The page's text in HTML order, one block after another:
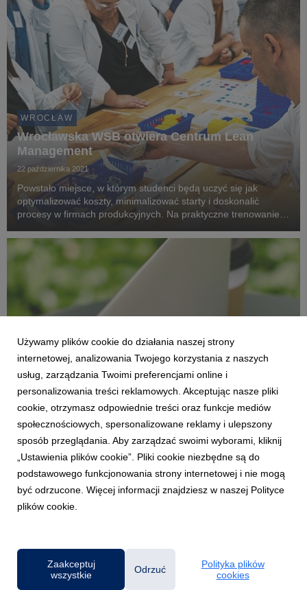
WROCŁAW
Wrocławska WSB otwiera Centrum Lean
Management
22 października 2021
Powstało miejsce, w którym studenci będą uczyć się jak
optymalizować koszty, minimalizować starty i doskonalić
procesy w firmach produkcyjnych. Na praktyczne trenowanie
Centrum Lean Management, którego otwarcie odbę...
WROCŁAW
Kongres Firm Rodzinnych przeniesiony na
wrzesień, a latem czeka nas seria webinarów
26 maja 2021
Jedno z największych w Polsce wydarzeń adresowanych do
przedsiębiorców, wrocławski Kongres Firm Rodzinnych
„Gotowi na jutro”, który miał się odbyć w czerwcu, został
Używamy plików cookie do działania naszej strony
internetowej, analizowania Twojego korzystania z naszych
usług, zarządzania Twoimi preferencjami online i
personalizowania treści reklamowych. Akceptując nasze pliki
cookie, otrzymasz odpowiednie treści oraz funkcje mediów
społecznościowych, spersonalizowane reklamy i ulepszony
sposób przeglądania. Aby zarządzać swoimi wyborami, kliknij
„Ustawienia plików cookie”. Pliki cookie niezbędne są do
podstawowego funkcjonowania strony internetowej i nie mogą
być odrzucone. Więcej informacji znajdziesz w naszej Polityce
plików cookie.
Zaakceptuj
wszystkie
Odrzuć
Polityka plików
cookies